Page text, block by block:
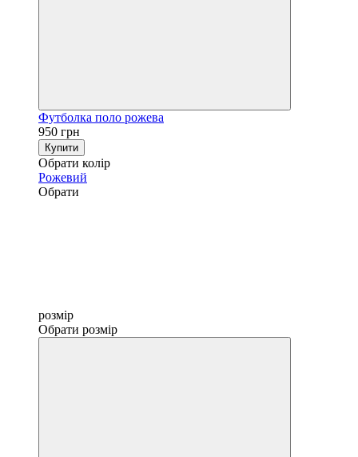
Футболка поло рожева
950 грн
Купити
Обрати колір
Рожевий
Обрати
розмір
Обрати розмір